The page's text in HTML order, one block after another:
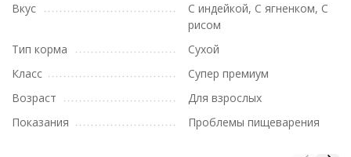
Вкус
С индейкой, С ягненком, С
рисом
Тип корма
Сухой
Класс
Супер премиум
Возраст
Для взрослых
Показания
Проблемы пищеварения